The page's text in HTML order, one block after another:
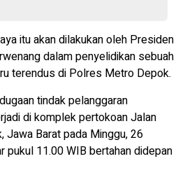
itu akan dilakukan oleh Presiden
dalam penyelidikan sebuah
terendus di Polres Metro Depok.
tindak pelanggaran
di komplek pertokoan Jalan
Jawa Barat pada Minggu, 26
pukul 11.00 WIB bertahan didepan